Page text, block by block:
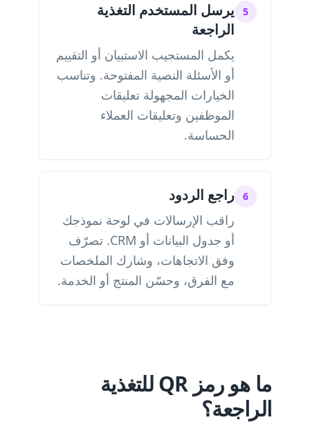
5
يرسل المستخدم التغذية
الراجعة
يكمل المستجيب الاستبيان أو التقييم
أو الأسئلة النصية المفتوحة. وتناسب
الخيارات المجهولة تعليقات
الموظفين وتعليقات العملاء
الحساسة.
6 راجع الردود
راقب الإرسالات في لوحة نموذجك
أو جدول البيانات أو CRM. تصرّف
وفق الاتجاهات، وشارك الملخصات
مع الفرق، وحسّن المنتج أو الخدمة.
ما هو رمز QR للتغذية
الراجعة؟